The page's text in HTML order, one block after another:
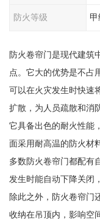
防火等级
防火卷帘门是现代建筑
点。它大的优势是不占
可以在火灾发生时快速
扩散，为人员疏散和消
它具备出色的耐火性能
面采用耐高温的防火材
多数防火卷帘门都配有
发生时能自动下降关闭
除此之外，防火卷帘门
收纳在吊顶内，影响空